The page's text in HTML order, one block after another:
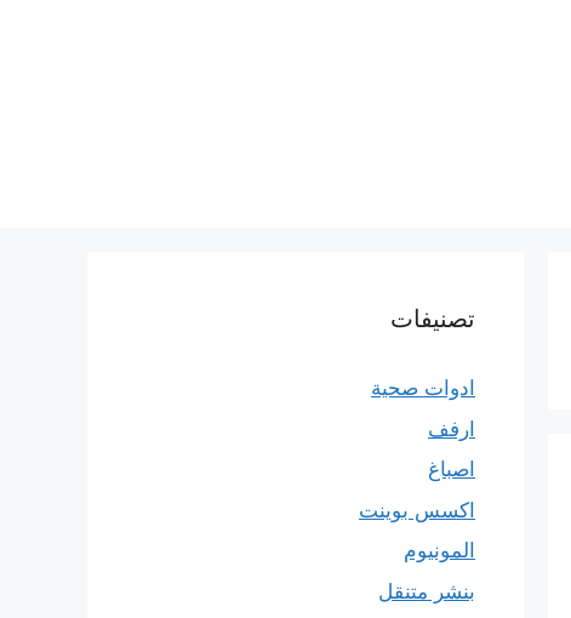
تصنيفات
ادوات صحية
ارفف
اصباغ
اكسس بوينت
المونيوم
بنشر متنقل